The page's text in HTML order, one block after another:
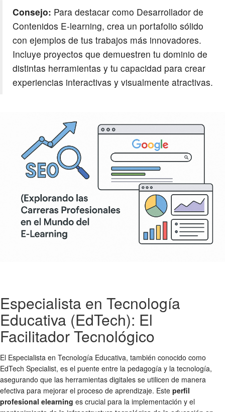
Consejo: Para destacar como Desarrollador de
Contenidos E-learning, crea un portafolio sólido
con ejemplos de tus trabajos más innovadores.
Incluye proyectos que demuestren tu dominio de
distintas herramientas y tu capacidad para crear
experiencias interactivas y visualmente atractivas.
Especialista en Tecnología
Educativa (EdTech): El
Facilitador Tecnológico
El Especialista en Tecnología Educativa, también conocido como
EdTech Specialist, es el puente entre la pedagogía y la tecnología,
asegurando que las herramientas digitales se utilicen de manera
efectiva para mejorar el proceso de aprendizaje. Este perfil
profesional elearning es crucial para la implementación y el